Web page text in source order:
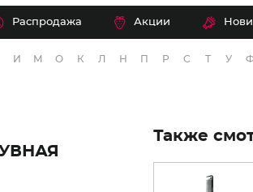
Распродажа Акции
И М О К Л Н П Р С Т У
Также